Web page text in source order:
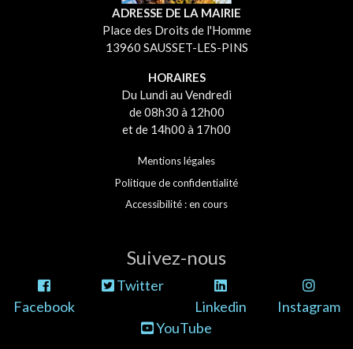
ADRESSE DE LA MAIRIE
Place des Droits de l'Homme
13960 SAUSSET-LES-PINS
HORAIRES
Du Lundi au Vendredi
de 08h30 à 12h00
et de 14h00 à 17h00
Mentions légales
Politique de confidentialité
Accessibilité : en cours
Suivez-nous
Facebook
Twitter
Linkedin
Instagram
YouTube